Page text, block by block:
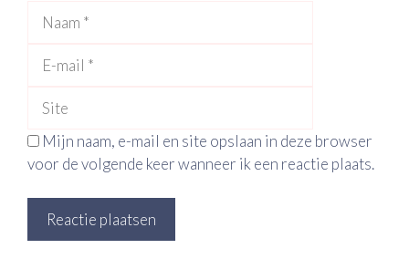
Mijn naam, e-mail en site opslaan in deze browser
voor de volgende keer wanneer ik een reactie plaats.